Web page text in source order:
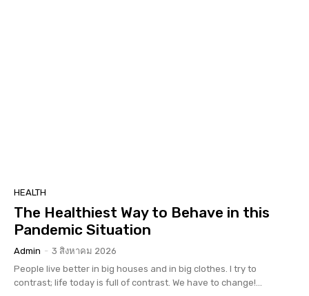
HEALTH
The Healthiest Way to Behave in this
Pandemic Situation
Admin - 3 สิงหาคม 2026
People live better in big houses and in big clothes. I try to
contrast; life today is full of contrast. We have to change!...